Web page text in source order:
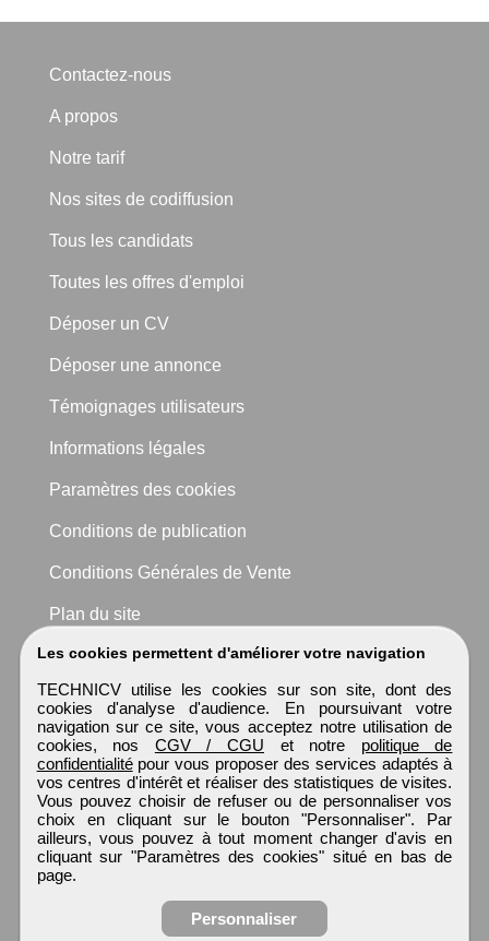
Les cookies permettent d'améliorer votre navigation
TECHNICV utilise les cookies sur son site, dont des
cookies d'analyse d'audience. En poursuivant votre
navigation sur ce site, vous acceptez notre utilisation de
cookies, nos CGV / CGU et notre politique de
confidentialitépour vous proposer des services adaptés à
vos centres d'intérêt et réaliser des statistiques de visites.
Vous pouvez choisir de refuser ou de personnaliser vos
choix en cliquant sur le bouton "Personnaliser". Par
ailleurs, vous pouvez à tout moment changer d'avis en
cliquant sur "Paramètres des cookies" situé en bas de
page.
Personnaliser
Contactez-nous
A propos
Notre tarif
Nos sites de codiffusion
Tous les candidats
Toutes les offres d'emploi
Déposer un CV
Déposer une annonce
Témoignages utilisateurs
Informations légales
Paramètres des cookies
Conditions de publication
Conditions Générales de Vente
Plan du site